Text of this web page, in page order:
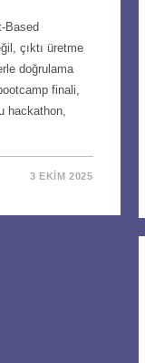
Based
çıktı üretme
doğrulama
finali,
hackathon,
3 EKIM 2025